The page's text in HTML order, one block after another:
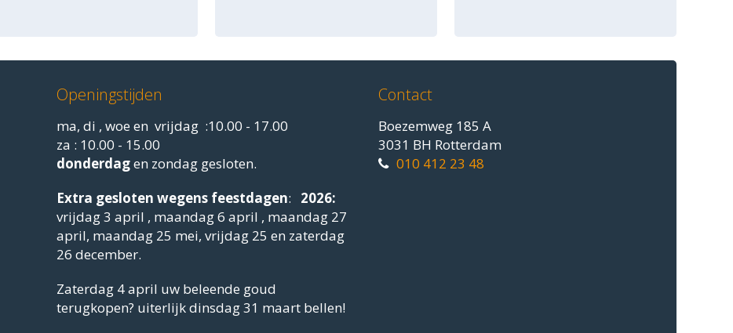
Openingstijden
ma, di , woe en vrijdag :10.00 - 17.00
za : 10.00 - 15.00
donderdagen zondag gesloten.
Extra gesloten wegens feestdagen: 2026:
vrijdag 3 april , maandag 6 april , maandag 27
april, maandag 25 mei, vrijdag 25 en zaterdag
26 december.
Zaterdag 4 april uw beleende goud
terugkopen? uiterlijk dinsdag 31 maart bellen!
Contact
Boezemweg 185 A
3031 BH Rotterdam
010 412 23 48